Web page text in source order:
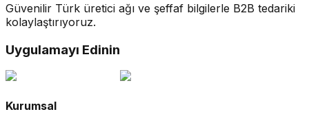
Güvenilir Türk üretici ağı ve şeffaf bilgilerle B2B tedariki
kolaylaştırıyoruz.
Uygulamayı Edinin
Kurumsal